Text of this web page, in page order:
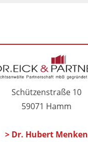
Schützenstraße 10
59071 Hamm
> Dr. Hubert Menken